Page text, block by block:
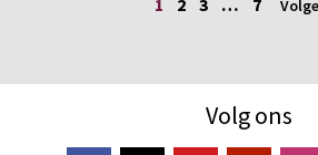
1 2 3 … 7
Volg ons